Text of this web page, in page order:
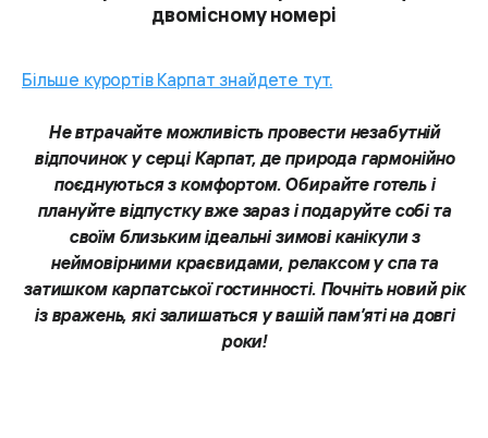
двомісному номері
Більше курортів Карпат знайдете тут.
Не втрачайте можливість провести незабутній
відпочинок у серці Карпат, де природа гармонійно
поєднуються з комфортом. Обирайте готель і
плануйте відпустку вже зараз і подаруйте собі та
своїм близьким ідеальні зимові канікули з
неймовірними краєвидами, релаксом у спа та
затишком карпатської гостинності. Почніть новий рік
із вражень, які залишаться у вашій пам’яті на довгі
роки!